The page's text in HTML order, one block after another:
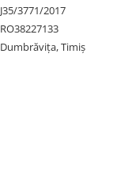
J35/3771/2017
RO38227133
Dumbrăvița, Timiș